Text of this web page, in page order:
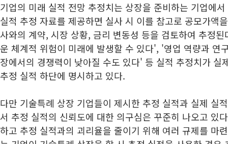
기업의 미래 실적 전망 추정치는 상장을 준비하는 기업에
실적 추정 자료를 제공하면 실사 시 이를 참고로 공모가액
사와의 계약, 시장 상황, 금리 변동성 등을 검토하여 추정
운 체계적 위험이 미래에 발생할 수 있다', '영업 역량과 연
장에서의 경쟁력이 낮아질 수도 있다' 등 실적 추정치가 실
추정 실적 하단에 명시하고 있다.
다만 기술특례 상장 기업들이 제시한 추정 실적과 실제 실
서 추정 실적의 신뢰도에 대한 의구심은 꾸준히 나오고 있
하고 추정 실적과의 괴리율을 줄이기 위해 여러 규제를 마